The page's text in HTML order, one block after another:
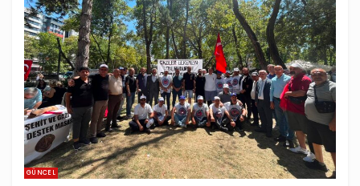
GÜNCEL